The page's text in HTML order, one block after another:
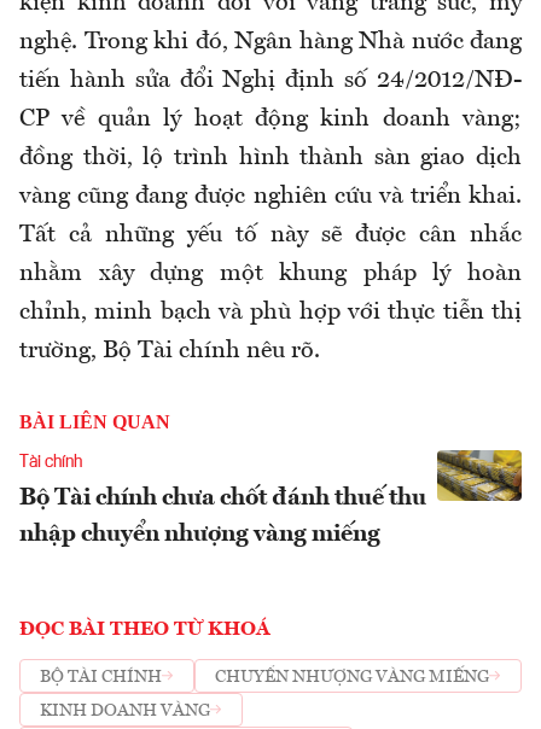
nghệ. Trong khi đó, Ngân hàng Nhà nước đang
tiến hành sửa đổi Nghị định số 24/2012/NĐ-
CP về quản lý hoạt động kinh doanh vàng;
đồng thời, lộ trình hình thành sàn giao dịch
vàng cũng đang được nghiên cứu và triển khai.
Tất cả những yếu tố này sẽ được cân nhắc
nhằm xây dựng một khung pháp lý hoàn
chỉnh, minh bạch và phù hợp với thực tiễn thị
trường, Bộ Tài chính nêu rõ.
BÀI LIÊN QUAN
Tài chính
Bộ Tài chính chưa chốt đánh thuế thu
nhập chuyển nhượng vàng miếng
ĐỌC BÀI THEO TỪ KHOÁ
BỘ TÀI CHÍNH
CHUYỂN NHƯỢNG VÀNG MIẾNG
KINH DOANH VÀNG